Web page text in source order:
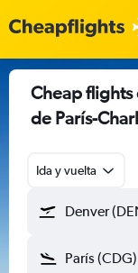
Cheap
de París-
Ida y vuelta
Denver
París (CDG)